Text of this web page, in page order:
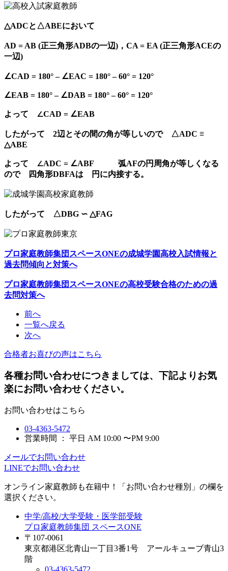
△ADCと△ABEにおいて
AD = AB (正三角形ADBの一辺)，CA = EA (正三角形ACEの
一辺)
∠CAD = 180° – ∠EAC = 180° – 60° = 120°
∠EAB = 180° – ∠DAB = 180° – 60° = 120°
よって ∠CAD = ∠EAB
したがって 2辺とその間の角が等しいので △ADC ≡
△ABE
よって ∠ADC = ∠ABF 弧AFの円周角が等しくなる
ので 四角形DBFAは 円に内接する。
したがって △DBG ∽ △FAG
プロ家庭教師集団スペースONEの成城学園高校入試情報と
過去問傾向と対策へ
プロ家庭教師集団スペースONEの高校受験合格のための過
去問対策へ
前へ
一覧へ戻る
次へ
合格者お喜びの声はこちら
各種お問い合わせにつきましては、下記よりお気
楽にお問い合わせください。
お問い合わせはこちら
03-4363-5472
営業時間 ： 平日 AM 10:00 〜PM 9:00
メールでお問い合わせ
LINEでお問い合わせ
オンライン家庭教師 も在籍中！「お問い合わせ種別」の欄を
選択ください。
中学/高校/大学受験・医学部受験
プロ家庭教師集団 スペースONE
〒107-0061
東京都港区北青山一丁目3番1号 アールキューブ青山3
階